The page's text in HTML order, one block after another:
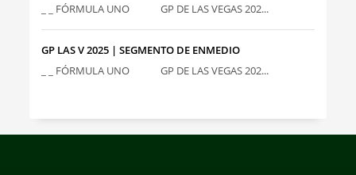
_ _ FÓRMULA UNO GP DE LAS VEGAS 202...
GP LAS V 2025 | SEGMENTO DE ENMEDIO
_ _ FÓRMULA UNO GP DE LAS VEGAS 202...